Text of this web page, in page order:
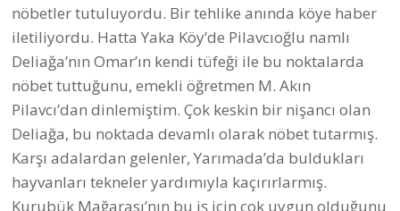
nöbetler tutuluyordu. Bir tehlike anında köye haber
iletiliyordu. Hatta Yaka Köy’de Pilavcıoğlu namlı
Deliağa’nın Omar’ın kendi tüfeği ile bu noktalarda
nöbet tuttuğunu, emekli öğretmen M. Akın
Pilavcı’dan dinlemiştim. Çok keskin bir nişancı olan
Deliağa, bu noktada devamlı olarak nöbet tutarmış.
Karşı adalardan gelenler, Yarımada’da buldukları
hayvanları tekneler yardımıyla kaçırırlarmış.
Kurubük Mağarası’nın bu iş için çok uygun olduğunu